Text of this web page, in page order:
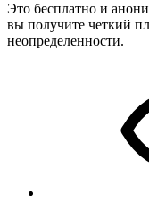
Это бесплатно и
вы получите четкий
неопределенности.